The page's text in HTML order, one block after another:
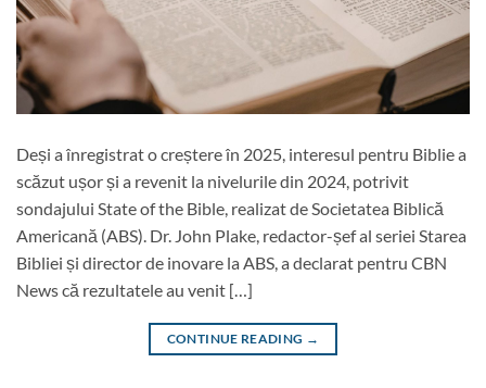
Deși a înregistrat o creștere în 2025, interesul pentru Biblie a
scăzut ușor și a revenit la nivelurile din 2024, potrivit
sondajului State of the Bible, realizat de Societatea Biblică
Americană (ABS). Dr. John Plake, redactor-șef al seriei Starea
Bibliei și director de inovare la ABS, a declarat pentru CBN
News că rezultatele au venit […]
CONTINUE READING →